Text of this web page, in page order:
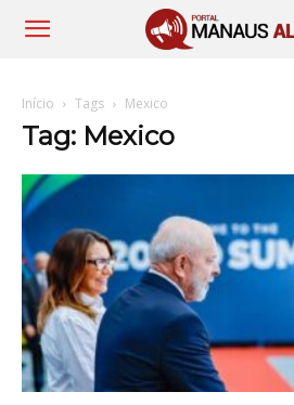
Início Tags Mexico
Tag: Mexico